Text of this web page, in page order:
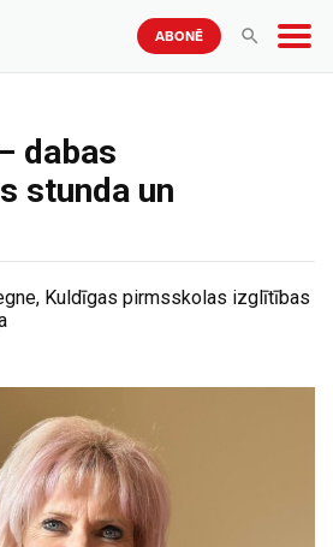
ABONĒ
dabas
stunda un
Kuldīgas pirmsskolas izglītības